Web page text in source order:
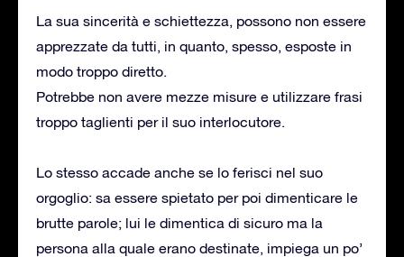
La sua sincerità e schiettezza, possono non essere
apprezzate da tutti, in quanto, spesso, esposte in
modo troppo diretto.
Potrebbe non avere mezze misure e utilizzare frasi
troppo taglienti per il suo interlocutore.
Lo stesso accade anche se lo ferisci nel suo
orgoglio: sa essere spietato per poi dimenticare le
brutte parole; lui le dimentica di sicuro ma la
persona alla quale erano destinate, impiega un po’